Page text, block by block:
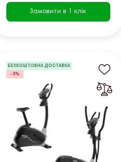
Замовити в 1 клік
БЕЗКОШТОВНА ДОСТАВКА
-5%